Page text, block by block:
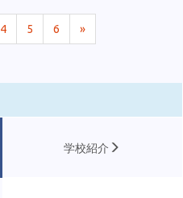
4 5 6 »
学校紹介